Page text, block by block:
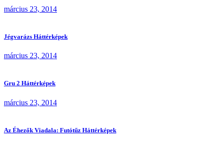
március 23, 2014
Jégvarázs Háttérképek
március 23, 2014
Gru 2 Háttérképek
március 23, 2014
Az Éhezők Viadala: Futótűz Háttérképek